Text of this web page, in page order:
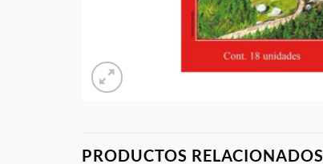
PRODUCTOS RELACIONADOS